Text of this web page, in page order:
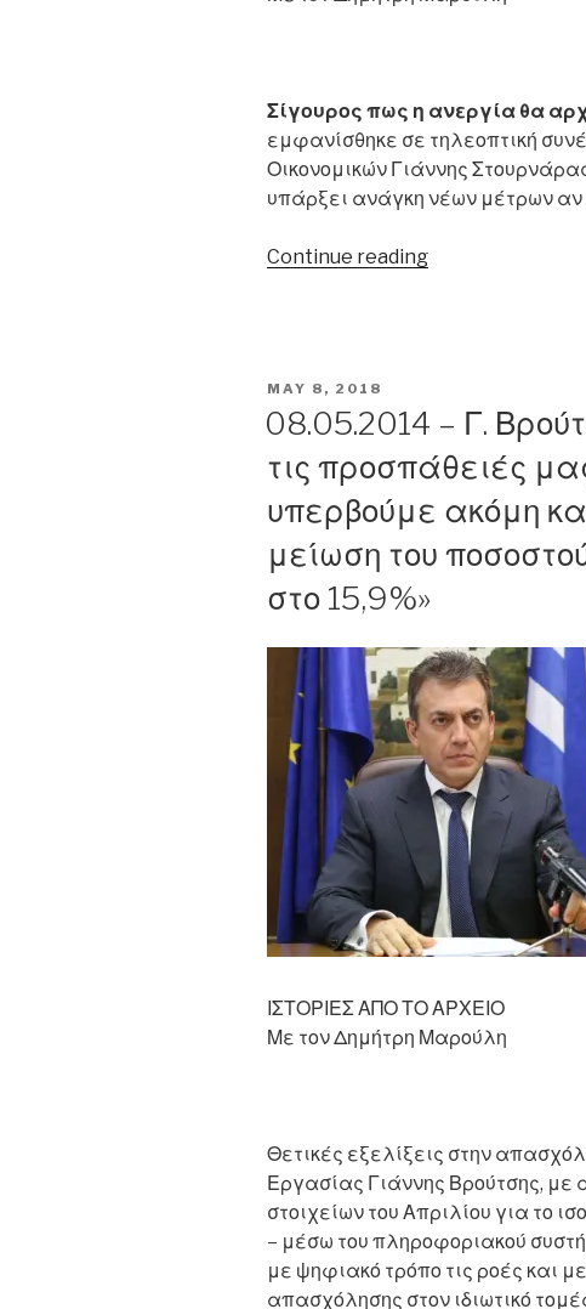
το
αποτέλεσμα
του
μέτρου.
εφαρμόζουμε
Σίγουρος πως η ανεργία θα
εμφανίσθηκε σε τηλεοπτική
Οικονομικών Γιάννης
υπάρξει ανάγκη νέων μέτρων
Continue reading“09.05.2013
σώζεται,
οι
βελτιώνονται»”
POSTED
MAY 8, 2018
08.05.2014 – Γ.
τις προσπάθειές
υπερβούμε ακόμη
μείωση του
στο 15,9%»
ΙΣΤΟΡΙΕΣ ΑΠΟ ΤΟ ΑΡΧΕΙΟ
Με τον Δημήτρη Μαρούλη
Θετικές εξελίξεις στην
Εργασίας Γιάννης Βρούτσης,
στοιχείων του Απριλίου για το
– μέσω του πληροφοριακού
με ψηφιακό τρόπο τις ροές και
απασχόλησης στον ιδιωτικό